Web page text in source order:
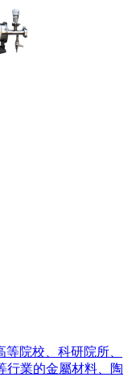
院校、科研院所、
行業的金屬材料、陶